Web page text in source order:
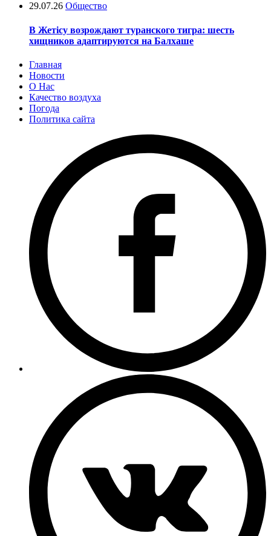
29.07.26 Общество
В Жетісу возрождают туранского тигра: шесть
хищников адаптируются на Балхаше
Главная
Новости
О Нас
Качество воздуха
Погода
Политика сайта